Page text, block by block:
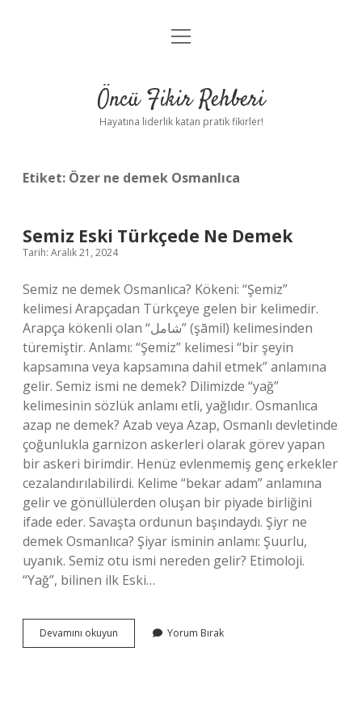
Anasayfa
Yasal Uyarı
menüyü
Öncü Fikir Rehberi
Hayatına liderlik katan pratik fikirler!
Etiket: Özer ne demek Osmanlıca
Semiz Eski Türkçede Ne Demek
Tarih: Aralık 21, 2024
Semiz ne demek Osmanlıca? Kökeni: “Şemiz”
kelimesi Arapçadan Türkçeye gelen bir kelimedir.
Arapça kökenli olan “شامل” (şāmil) kelimesinden
türemiştir. Anlamı: “Şemiz” kelimesi “bir şeyin
kapsamına veya kapsamına dahil etmek” anlamına
gelir. Semiz ismi ne demek? Dilimizde “yağ”
kelimesinin sözlük anlamı etli, yağlıdır. Osmanlıca
azap ne demek? Azab veya Azap, Osmanlı devletinde
çoğunlukla garnizon askerleri olarak görev yapan
bir askeri birimdir. Henüz evlenmemiş genç erkekler
cezalandırılabilirdi. Kelime “bekar adam” anlamına
gelir ve gönüllülerden oluşan bir piyade birliğini
ifade eder. Savaşta ordunun başındaydı. Şiyr ne
demek Osmanlıca? Şiyar isminin anlamı: Şuurlu,
uyanık. Semiz otu ismi nereden gelir? Etimoloji.
“Yağ”, bilinen ilk Eski…
Devamını okuyun
Eski
Yorum Bırak